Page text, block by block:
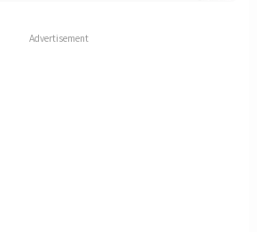
Advertisement